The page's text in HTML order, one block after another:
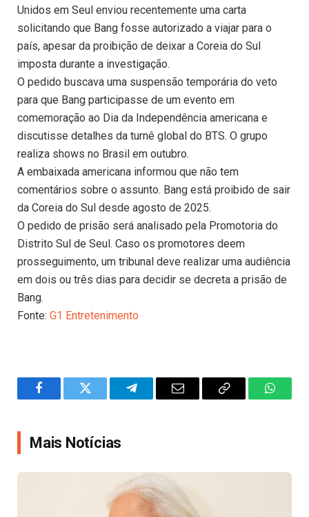
Unidos em Seul enviou recentemente uma carta
solicitando que Bang fosse autorizado a viajar para o
país, apesar da proibição de deixar a Coreia do Sul
imposta durante a investigação.
O pedido buscava uma suspensão temporária do veto
para que Bang participasse de um evento em
comemoração ao Dia da Independência americana e
discutisse detalhes da turnê global do BTS. O grupo
realiza shows no Brasil em outubro.
A embaixada americana informou que não tem
comentários sobre o assunto. Bang está proibido de sair
da Coreia do Sul desde agosto de 2025.
O pedido de prisão será analisado pela Promotoria do
Distrito Sul de Seul. Caso os promotores deem
prosseguimento, um tribunal deve realizar uma audiência
em dois ou três dias para decidir se decreta a prisão de
Bang.
Fonte: G1 Entretenimento
FacebookTwitter TelegramEmail
Copy
Mais Notícias